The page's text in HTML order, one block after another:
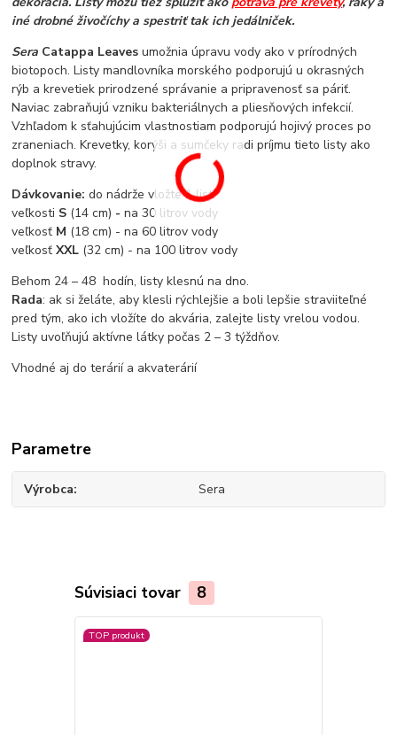
iné drobné živočíchy a spestriť tak ich jedálniček.
Sera Catappa Leavesumožnia úpravu vody ako v prírodných
biotopoch. Listy mandlovníka morského podporujú u okrasných
rýb a krevetiek prirodzené správanie a pripravenosť sa páriť.
Naviac zabraňujú vzniku bakteriálnych a pliesňových infekcií.
Vzhľadom k sťahujúcim vlastnostiam podporujú hojivý proces po
zraneniach. Krevetky, korýši a sumčeky radi príjmu tieto listy ako
doplnok stravy.
Dávkovanie:do nádrže vložte 1 list:
veľkosti S (14 cm) - na 30 litrov vody
veľkosť M (18 cm) - na 60 litrov vody
veľkosťXXL (32 cm) - na 100 litrov vody
Behom 24 – 48 hodín, listy klesnú na dno.
Rada: ak si želáte, aby klesli rýchlejšie a boli lepšie straviiteľné
pred tým, ako ich vložíte do akvária, zalejte listy vrelou vodou.
Listy uvoľňujú aktívne látky počas 2 – 3 týždňov.
Vhodné aj do terárií a akvaterárií
Parametre
Výrobca Sera
Súvisiaci tovar 8
TOP produkt